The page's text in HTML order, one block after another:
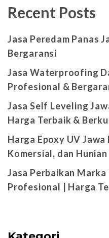
Recent Posts
Jasa Peredam Panas
Bergaransi
Jasa Waterproofing
Profesional &
Jasa Self Leveling
Harga Terbaik &
Harga Epoxy UV
Komersial, dan Hunian
Jasa Perbaikan
Profesional | Harga